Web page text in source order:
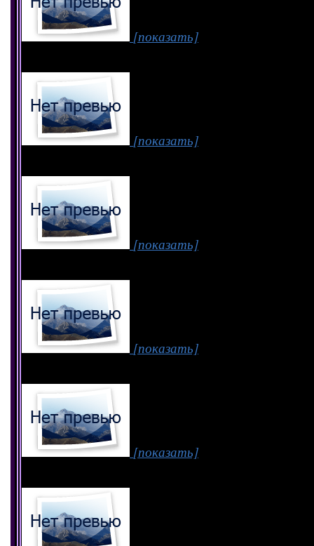
[показать]
[показать]
[показать]
[показать]
[показать]